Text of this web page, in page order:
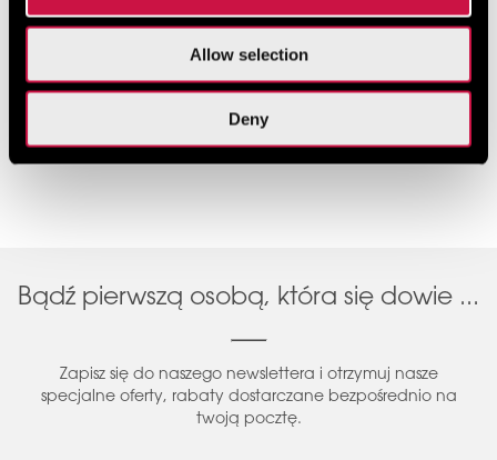
Allow selection
Deny
Bądź pierwszą osobą, która się dowie ...
Zapisz się do naszego newslettera i otrzymuj nasze
specjalne oferty, rabaty dostarczane bezpośrednio na
twoją pocztę.